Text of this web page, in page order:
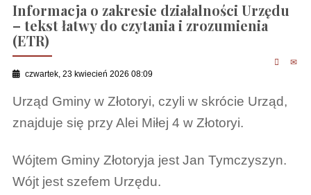
Informacja o zakresie działalności Urzędu
– tekst łatwy do czytania i zrozumienia
(ETR)
czwartek, 23 kwiecień 2026 08:09
Urząd Gminy w Złotoryi, czyli w skrócie Urząd,
znajduje się przy Alei Miłej 4 w Złotoryi.
Wójtem Gminy Złotoryja jest Jan Tymczyszyn.
Wójt jest szefem Urzędu.